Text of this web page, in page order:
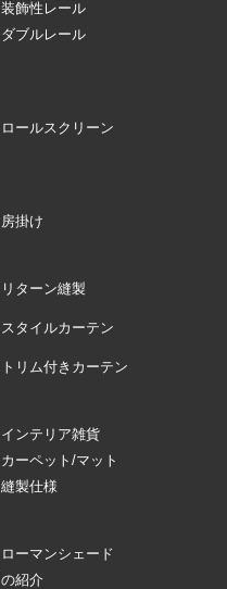
装飾性レール
ダブルレール
ロールスクリーン
房掛け
リターン縫製
スタイルカーテン
トリム付きカーテン
インテリア雑貨
カーペット/マット
縫製仕様
ローマンシェード
の紹介